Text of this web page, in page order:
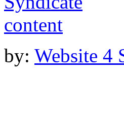
by: Website 4